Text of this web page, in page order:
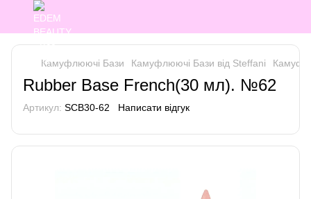
Камуфлюючі Бази Камуфлюючі Бази від Steffani
Rubber Base French(30 мл). №62
Артикул: SCB30-62 Написати відгук